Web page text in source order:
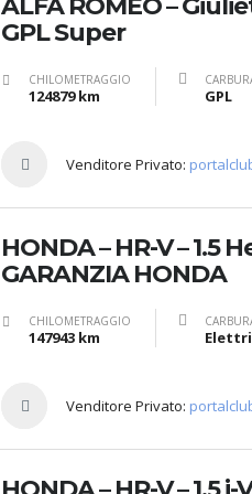
ALFA ROMEO –
GPL Super
CHILOMETRAGGIO
124879 km GPL
Venditore Privato:
HONDA – HR-V – 1.5
GARANZIA HONDA
CHILOMETRAGGIO
147943 km
Venditore Privato: